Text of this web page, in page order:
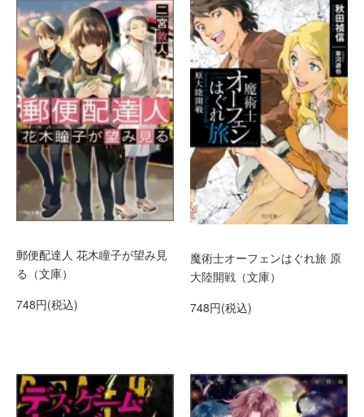
郵便配達人 花木瞳子が望み見
る（文庫）
748円(税込)
魔術士オーフェンはぐれ旅 原
大陸開戦（文庫）
748円(税込)